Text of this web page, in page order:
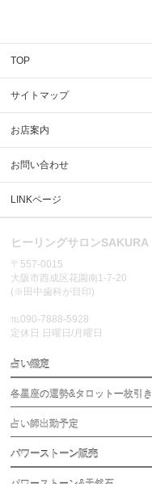
TOP
サイトマップ
お店案内
お問い合わせ
LINKページ
ヒーリングサロンSAKURA
〒557-0015
大阪市西成区花園南1-7-20
(※田中歯科が目印)
℡090-7888-5928
定休日 日曜日/月曜日
占い鑑定
各星座の運勢&タロット一枚引き
占い師出勤予定
パワーストーン販売